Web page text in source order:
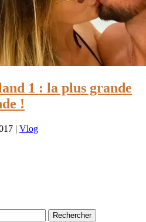
1 : la plus grande
!
| Vlog